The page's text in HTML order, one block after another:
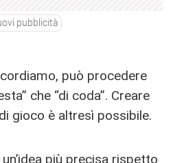
pubblicità
può procedere
che “di coda”. Creare
gioco è altresì possibile.
più precisa rispetto